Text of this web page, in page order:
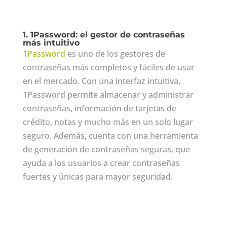
1. 1Password: el gestor de contraseñas
más intuitivo
1Password es uno de los gestores de
contraseñas más completos y fáciles de usar
en el mercado. Con una interfaz intuitiva,
1Password permite almacenar y administrar
contraseñas, información de tarjetas de
crédito, notas y mucho más en un solo lugar
seguro. Además, cuenta con una herramienta
de generación de contraseñas seguras, que
ayuda a los usuarios a crear contraseñas
fuertes y únicas para mayor seguridad.